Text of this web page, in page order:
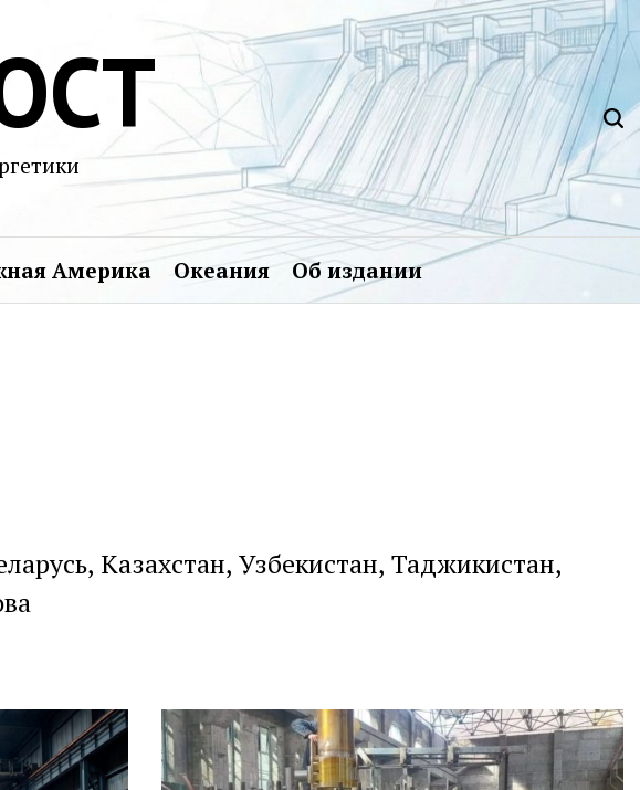
Америка Океания Об издании
Казахстан, Узбекистан, Таджикистан,